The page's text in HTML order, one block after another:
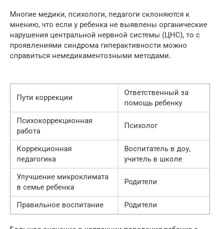
Многие медики, психологи, педагоги склоняются к
мнению, что если у ребенка не выявлены органические
нарушения центральной нервной системы (ЦНС), то с
проявлениями синдрома гиперактивности можно
справиться немедикаментозными методами.
Пути коррекции
Ответственный за
помощь ребенку
Психокоррекционная
работа
Психолог
Коррекционная
педагогика
Воспитатель в доу,
учитель в школе
Улучшение микроклимата
в семье ребенка
Родители
Правильное воспитание Родители